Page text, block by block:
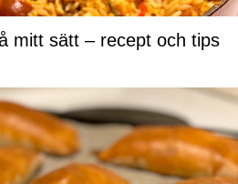
mitt sätt – recept och tips